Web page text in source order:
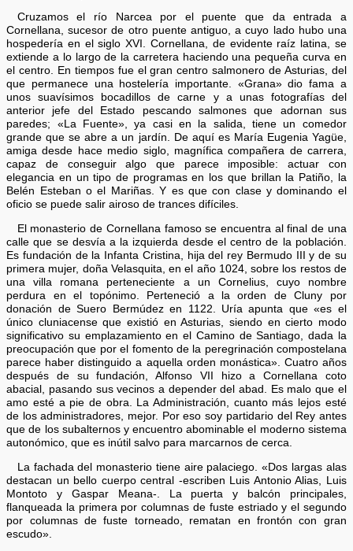
Cruzamos el río Narcea por el puente que da entrada a
Cornellana, sucesor de otro puente antiguo, a cuyo lado hubo una
hospedería en el siglo XVI. Cornellana, de evidente raíz latina, se
extiende a lo largo de la carretera haciendo una pequeña curva en
el centro. En tiempos fue el gran centro salmonero de Asturias, del
que permanece una hostelería importante. «Grana» dio fama a
unos suavísimos bocadillos de carne y a unas fotografías del
anterior jefe del Estado pescando salmones que adornan sus
paredes; «La Fuente», ya casi en la salida, tiene un comedor
grande que se abre a un jardín. De aquí es María Eugenia Yagüe,
amiga desde hace medio siglo, magnífica compañera de carrera,
capaz de conseguir algo que parece imposible: actuar con
elegancia en un tipo de programas en los que brillan la Patiño, la
Belén Esteban o el Mariñas. Y es que con clase y dominando el
oficio se puede salir airoso de trances difíciles.
El monasterio de Cornellana famoso se encuentra al final de una
calle que se desvía a la izquierda desde el centro de la población.
Es fundación de la Infanta Cristina, hija del rey Bermudo III y de su
primera mujer, doña Velasquita, en el año 1024, sobre los restos de
una villa romana perteneciente a un Cornelius, cuyo nombre
perdura en el topónimo. Perteneció a la orden de Cluny por
donación de Suero Bermúdez en 1122. Uría apunta que «es el
único cluniacense que existió en Asturias, siendo en cierto modo
significativo su emplazamiento en el Camino de Santiago, dada la
preocupación que por el fomento de la peregrinación compostelana
parece haber distinguido a aquella orden monástica». Cuatro años
después de su fundación, Alfonso VII hizo a Cornellana coto
abacial, pasando sus vecinos a depender del abad. Es malo que el
amo esté a pie de obra. La Administración, cuanto más lejos esté
de los administradores, mejor. Por eso soy partidario del Rey antes
que de los subalternos y encuentro abominable el moderno sistema
autonómico, que es inútil salvo para marcarnos de cerca.
La fachada del monasterio tiene aire palaciego. «Dos largas alas
destacan un bello cuerpo central -escriben Luis Antonio Alias, Luis
Montoto y Gaspar Meana-. La puerta y balcón principales,
flanqueada la primera por columnas de fuste estriado y el segundo
por columnas de fuste torneado, rematan en frontón con gran
escudo».